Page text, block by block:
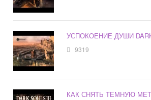
УСПОКОЕНИЕ ДУШИ
9319
КАК СНЯТЬ ТЕМНУЮ